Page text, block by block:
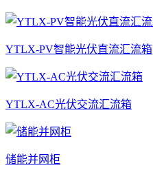
YTLX-PV智能光伏直流汇流箱
YTLX-AC光伏交流汇流箱
储能并网柜